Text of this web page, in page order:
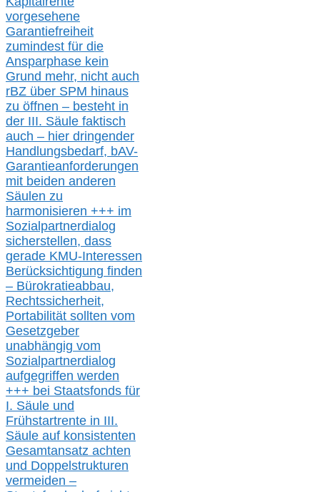
vorgesehene
Garantiefreiheit
zumindest für die
Ansparphase kein
Grund mehr, nicht auch
rBZ über SPM hinaus
zu öffnen – besteht in
der III. Säule faktisch
auch – hier dringender
Handlungsbedarf, bAV-
Garantieanforderungen
mit beiden anderen
Säulen zu
harmonisieren +++ im
Sozialpartnerdialog
sicherstellen, dass
gerade KMU-Interessen
Berücksichtigung finden
– Bürokratieabbau,
Rechtssicherheit,
Portabilität sollten vom
Gesetzgeber
unabhängig vom
Sozialpartnerdialog
aufgegriffen werden
+++ bei Staatsfonds für
I. Säule und
Frühstartrente in III.
Säule auf konsistenten
Gesamtansatz achten
und Doppelstrukturen
vermeiden –